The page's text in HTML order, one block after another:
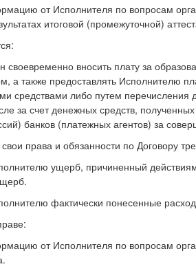
от Исполнителя по вопросам
итоговой (промежуточной)
своевременно вносить плату за
а также предоставлять Исполнителю
средствами либо путем перечисления
за счет денежных средств,
банков (платежных агентов) за
права и обязанности по Договору
ущерб, причиненный
фактически понесенные
от Исполнителя по вопросам